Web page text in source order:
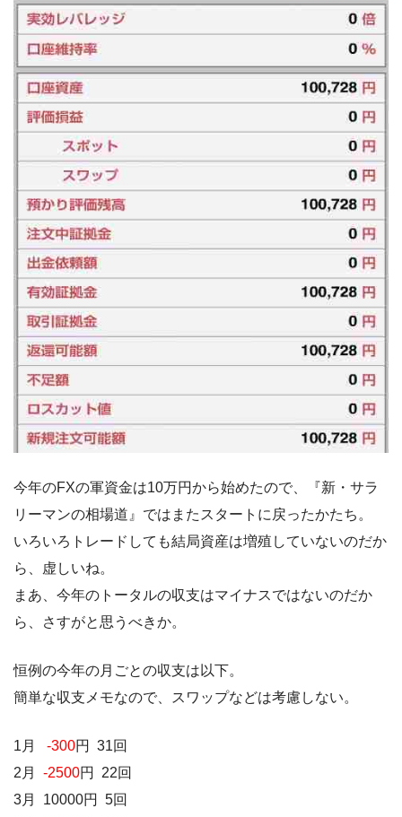
今年のFXの軍資金は10万円から始めたので、『新・サラ
リーマンの相場道』ではまたスタートに戻ったかたち。
いろいろトレードしても結局資産は増殖していないのだか
ら、虚しいね。
まあ、今年のトータルの収支はマイナスではないのだか
ら、さすがと思うべきか。
恒例の今年の月ごとの収支は以下。
簡単な収支メモなので、スワップなどは考慮しない。
1月 -300円 31回
2月 -2500円 22回
3月 10000円 5回